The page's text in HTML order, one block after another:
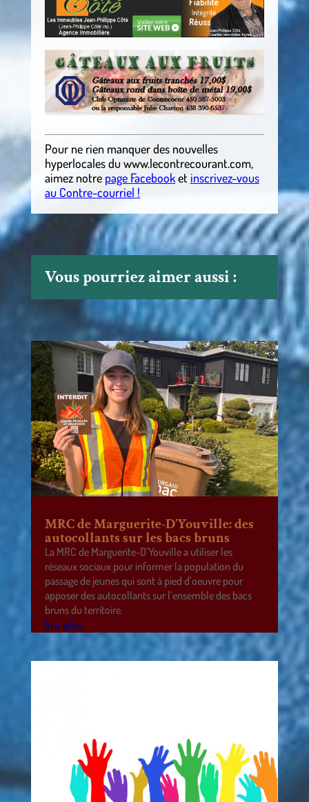
Pour ne rien manquer des nouvelles
hyperlocalesdu www.lecontrecourant.com,
aimez notre page Facebooket inscrivez-vous
au Contre-courriel !
Vous pourriez aimer aussi :
MRC de Marguerite-D’Youville: des
autocollants sur les bacs bruns
La MRC de Marguerite-D’Youville a utiliser les
réseaux sociaux pour informer la population du
passage de jeunes qui sont à pied d’oeuvre pour
apposer des autocollants sur l’ensemble des bacs
bruns du territoire.
lire plus